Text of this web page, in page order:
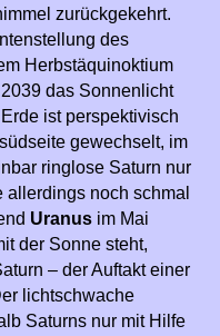
zurückgekehrt.
des
Herbstäquinoktium
das Sonnenlicht
ist perspektivisch
gewechselt, im
ringlose Saturn nur
noch schmal
Uranus im Mai
der Sonne steht,
– der Auftakt einer
lichtschwache
Saturns nur mit Hilfe